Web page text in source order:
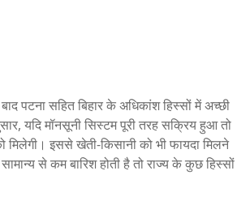
पटना सहित बिहार के अधिकांश हिस्सों में अच्छी
यदि मॉनसूनी सिस्टम पूरी तरह सक्रिय हुआ तो
मिलेगी। इससे खेती-किसानी को भी फायदा मिलने
से कम बारिश होती है तो राज्य के कुछ हिस्सों